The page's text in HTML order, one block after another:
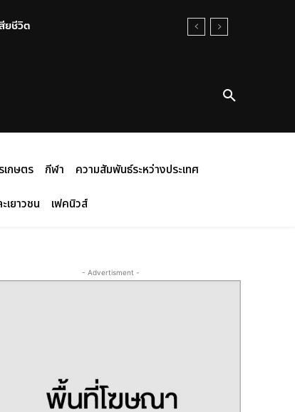
ยชีวิต
เกษตร กีฬา
ความสัมพันธ์ระหว่างประเทศ
เยาวชน เฟคนิวส์
- Advertisment -